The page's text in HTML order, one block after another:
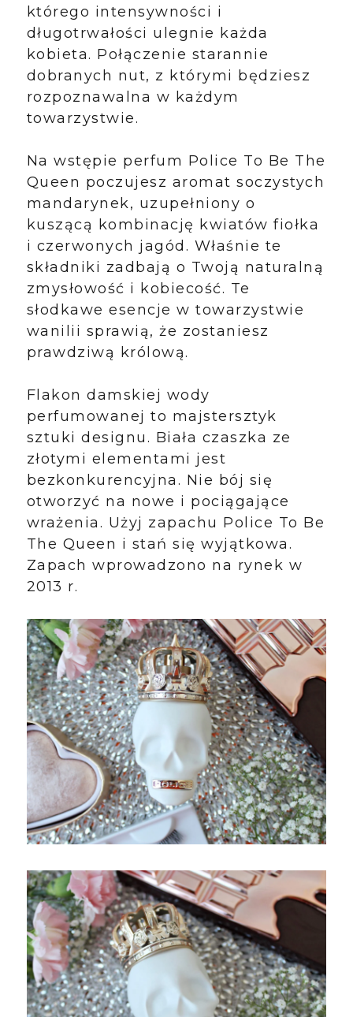
którego intensywności i
długotrwałości ulegnie każda
kobieta. Połączenie starannie
dobranych nut, z którymi będziesz
rozpoznawalna w każdym
towarzystwie.
Na wstępie perfum Police To Be The
Queen poczujesz aromat soczystych
mandarynek, uzupełniony o
kuszącą kombinację kwiatów fiołka
i czerwonych jagód. Właśnie te
składniki zadbają o Twoją naturalną
zmysłowość i kobiecość. Te
słodkawe esencje w towarzystwie
wanilii sprawią, że zostaniesz
prawdziwą królową.
Flakon damskiej wody
perfumowanej to majstersztyk
sztuki designu. Biała czaszka ze
złotymi elementami jest
bezkonkurencyjna. Nie bój się
otworzyć na nowe i pociągające
wrażenia. Użyj zapachu Police To Be
The Queen i stań się wyjątkowa.
Zapach wprowadzono na rynek w
2013 r.